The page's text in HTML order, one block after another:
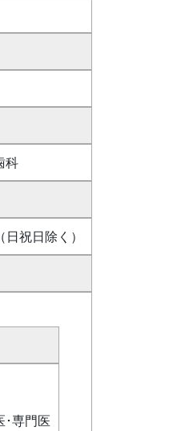
科
祝日除く）
専門医